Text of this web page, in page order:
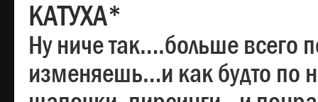
КАТУХА*
Ну ниче так….больше всего
изменяешь…и как будто по